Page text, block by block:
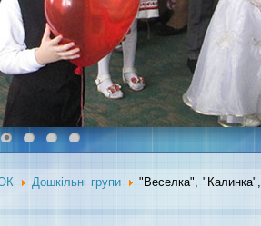
Дошкільні групи
"Веселка", "Калинка",